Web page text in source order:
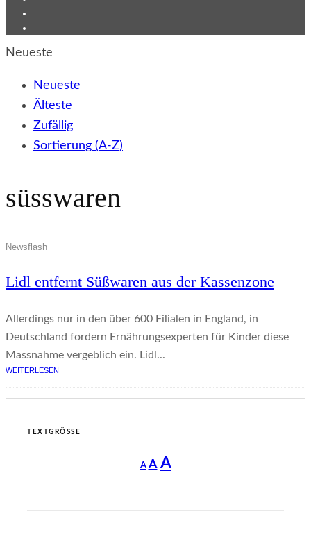
Neueste
Neueste
Älteste
Zufällig
Sortierung (A-Z)
süsswaren
Newsflash
Lidl entfernt Süßwaren aus der Kassenzone
Allerdings nur in den über 600 Filialen in England, in
Deutschland fordern Ernährungsexperten für Kinder diese
Massnahme vergeblich ein. Lidl...
WEITERLESEN
TEXTGRÖSSE
A
Decrease
font
A Reset
AIncrease